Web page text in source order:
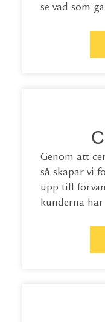
se vad som
Genom att
så skapar vi
upp till
kunderna